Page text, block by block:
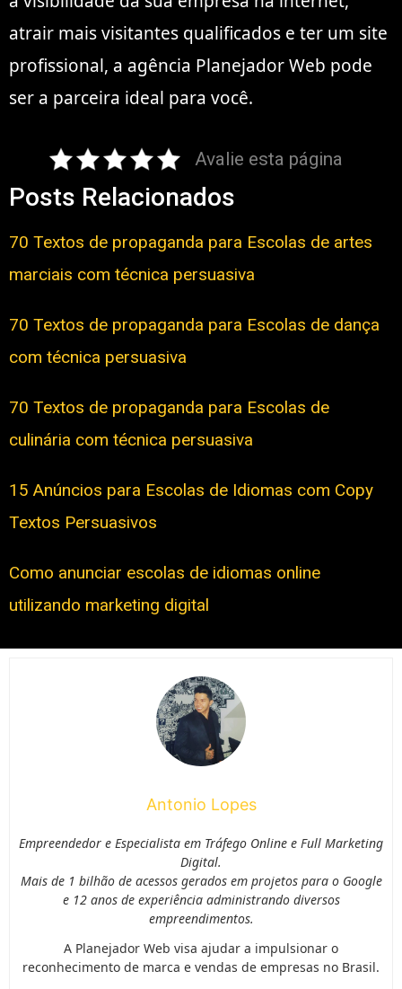
atrair mais visitantes qualificados e ter um site
profissional, a agência Planejador Web pode
ser a parceira ideal para você.
Avalie esta página
Posts Relacionados
70 Textos de propaganda para Escolas de artes
marciais com técnica persuasiva
70 Textos de propaganda para Escolas de dança
com técnica persuasiva
70 Textos de propaganda para Escolas de
culinária com técnica persuasiva
15 Anúncios para Escolas de Idiomas com Copy
Textos Persuasivos
Como anunciar escolas de idiomas online
utilizando marketing digital
Antonio Lopes
Empreendedor e Especialista em Tráfego Online e Full Marketing
Digital.
Mais de 1 bilhão de acessos gerados em projetos para o Google
e 12 anos de experiência administrando diversos
empreendimentos.
A Planejador Web visa ajudar a impulsionar o
reconhecimento de marca e vendas de empresas no Brasil.